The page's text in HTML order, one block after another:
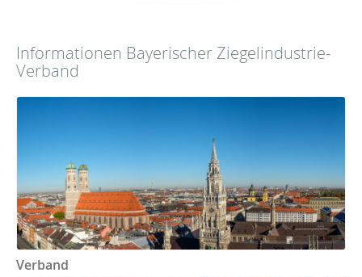
Informationen Bayerischer Ziegelindustrie-
Verband
Verband